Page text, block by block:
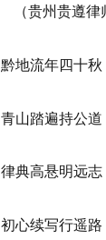
（贵州贵遵律
黔地流年四十秋
青山踏遍持公道
律典高悬明远志
初心续写行遥路